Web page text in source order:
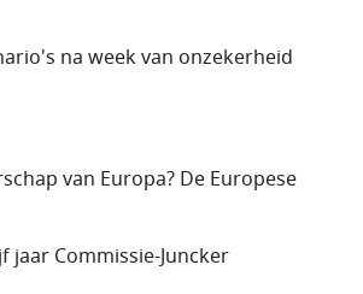
na week van onzekerheid
van Europa? De Europese
jaar Commissie-Juncker